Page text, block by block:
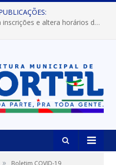
Prefeitura de Portel prorroga inscrições e altera horários dos concursos “Musa” e “Miss Mix Verão 2026”
»